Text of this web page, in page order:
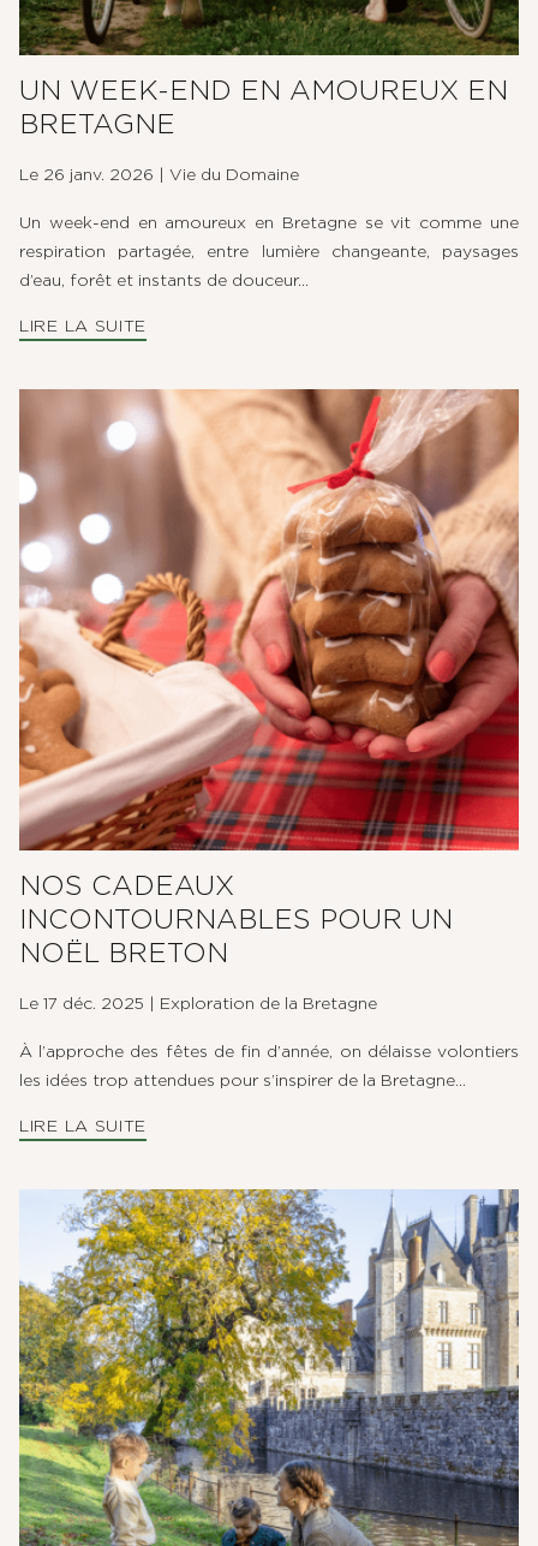
UN WEEK-END EN AMOUREUX EN
BRETAGNE
Le 26 janv. 2026 Vie du Domaine
Un week-end en amoureux en Bretagne se vit comme une
respiration partagée, entre lumière changeante, paysages
d’eau, forêt et instants de douceur...
LIRE LA SUITE
NOS CADEAUX
INCONTOURNABLES POUR UN
NOËL BRETON
Le 17 déc. 2025 Exploration de la Bretagne
À l’approche des fêtes de fin d’année, on délaisse volontiers
les idées trop attendues pour s’inspirer de la Bretagne...
LIRE LA SUITE